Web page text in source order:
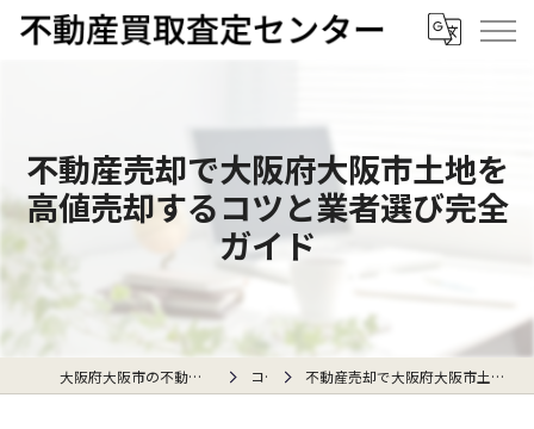
不動産売却で大阪府大阪市土地を
高値売却するコツと業者選び完全
ガイド
大阪府大阪市の不動産売却なら不動産買取査定センター コラム 不動産売却で大阪府大阪市土地を高値売却するコツと業者選び完全ガイド